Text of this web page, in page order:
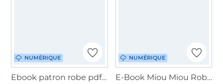
NUMÉRIQUE
Ebook patron robe pdf femme Dreamy Dress Schleiferlwerk, en allemand
NUMÉRIQUE
E-Book Miou Miou Robe Marlisa, en allemand